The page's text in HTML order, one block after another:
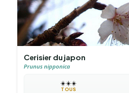
Cerisier du japon
Prunus nipponica
☀️☀️☀️
TOUS